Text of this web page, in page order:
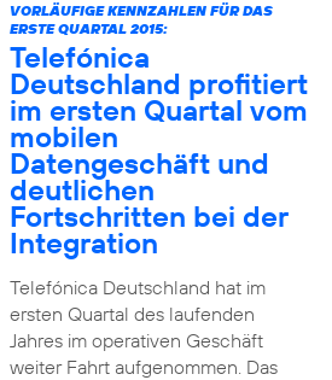
VORLÄUFIGE KENNZAHLEN FÜR DAS
ERSTE QUARTAL 2015:
Telefónica
Deutschland profitiert
im ersten Quartal vom
mobilen
Datengeschäft und
deutlichen
Fortschritten bei der
Integration
Telefónica Deutschland hat im
ersten Quartal des laufenden
Jahres im operativen Geschäft
weiter Fahrt aufgenommen. Das